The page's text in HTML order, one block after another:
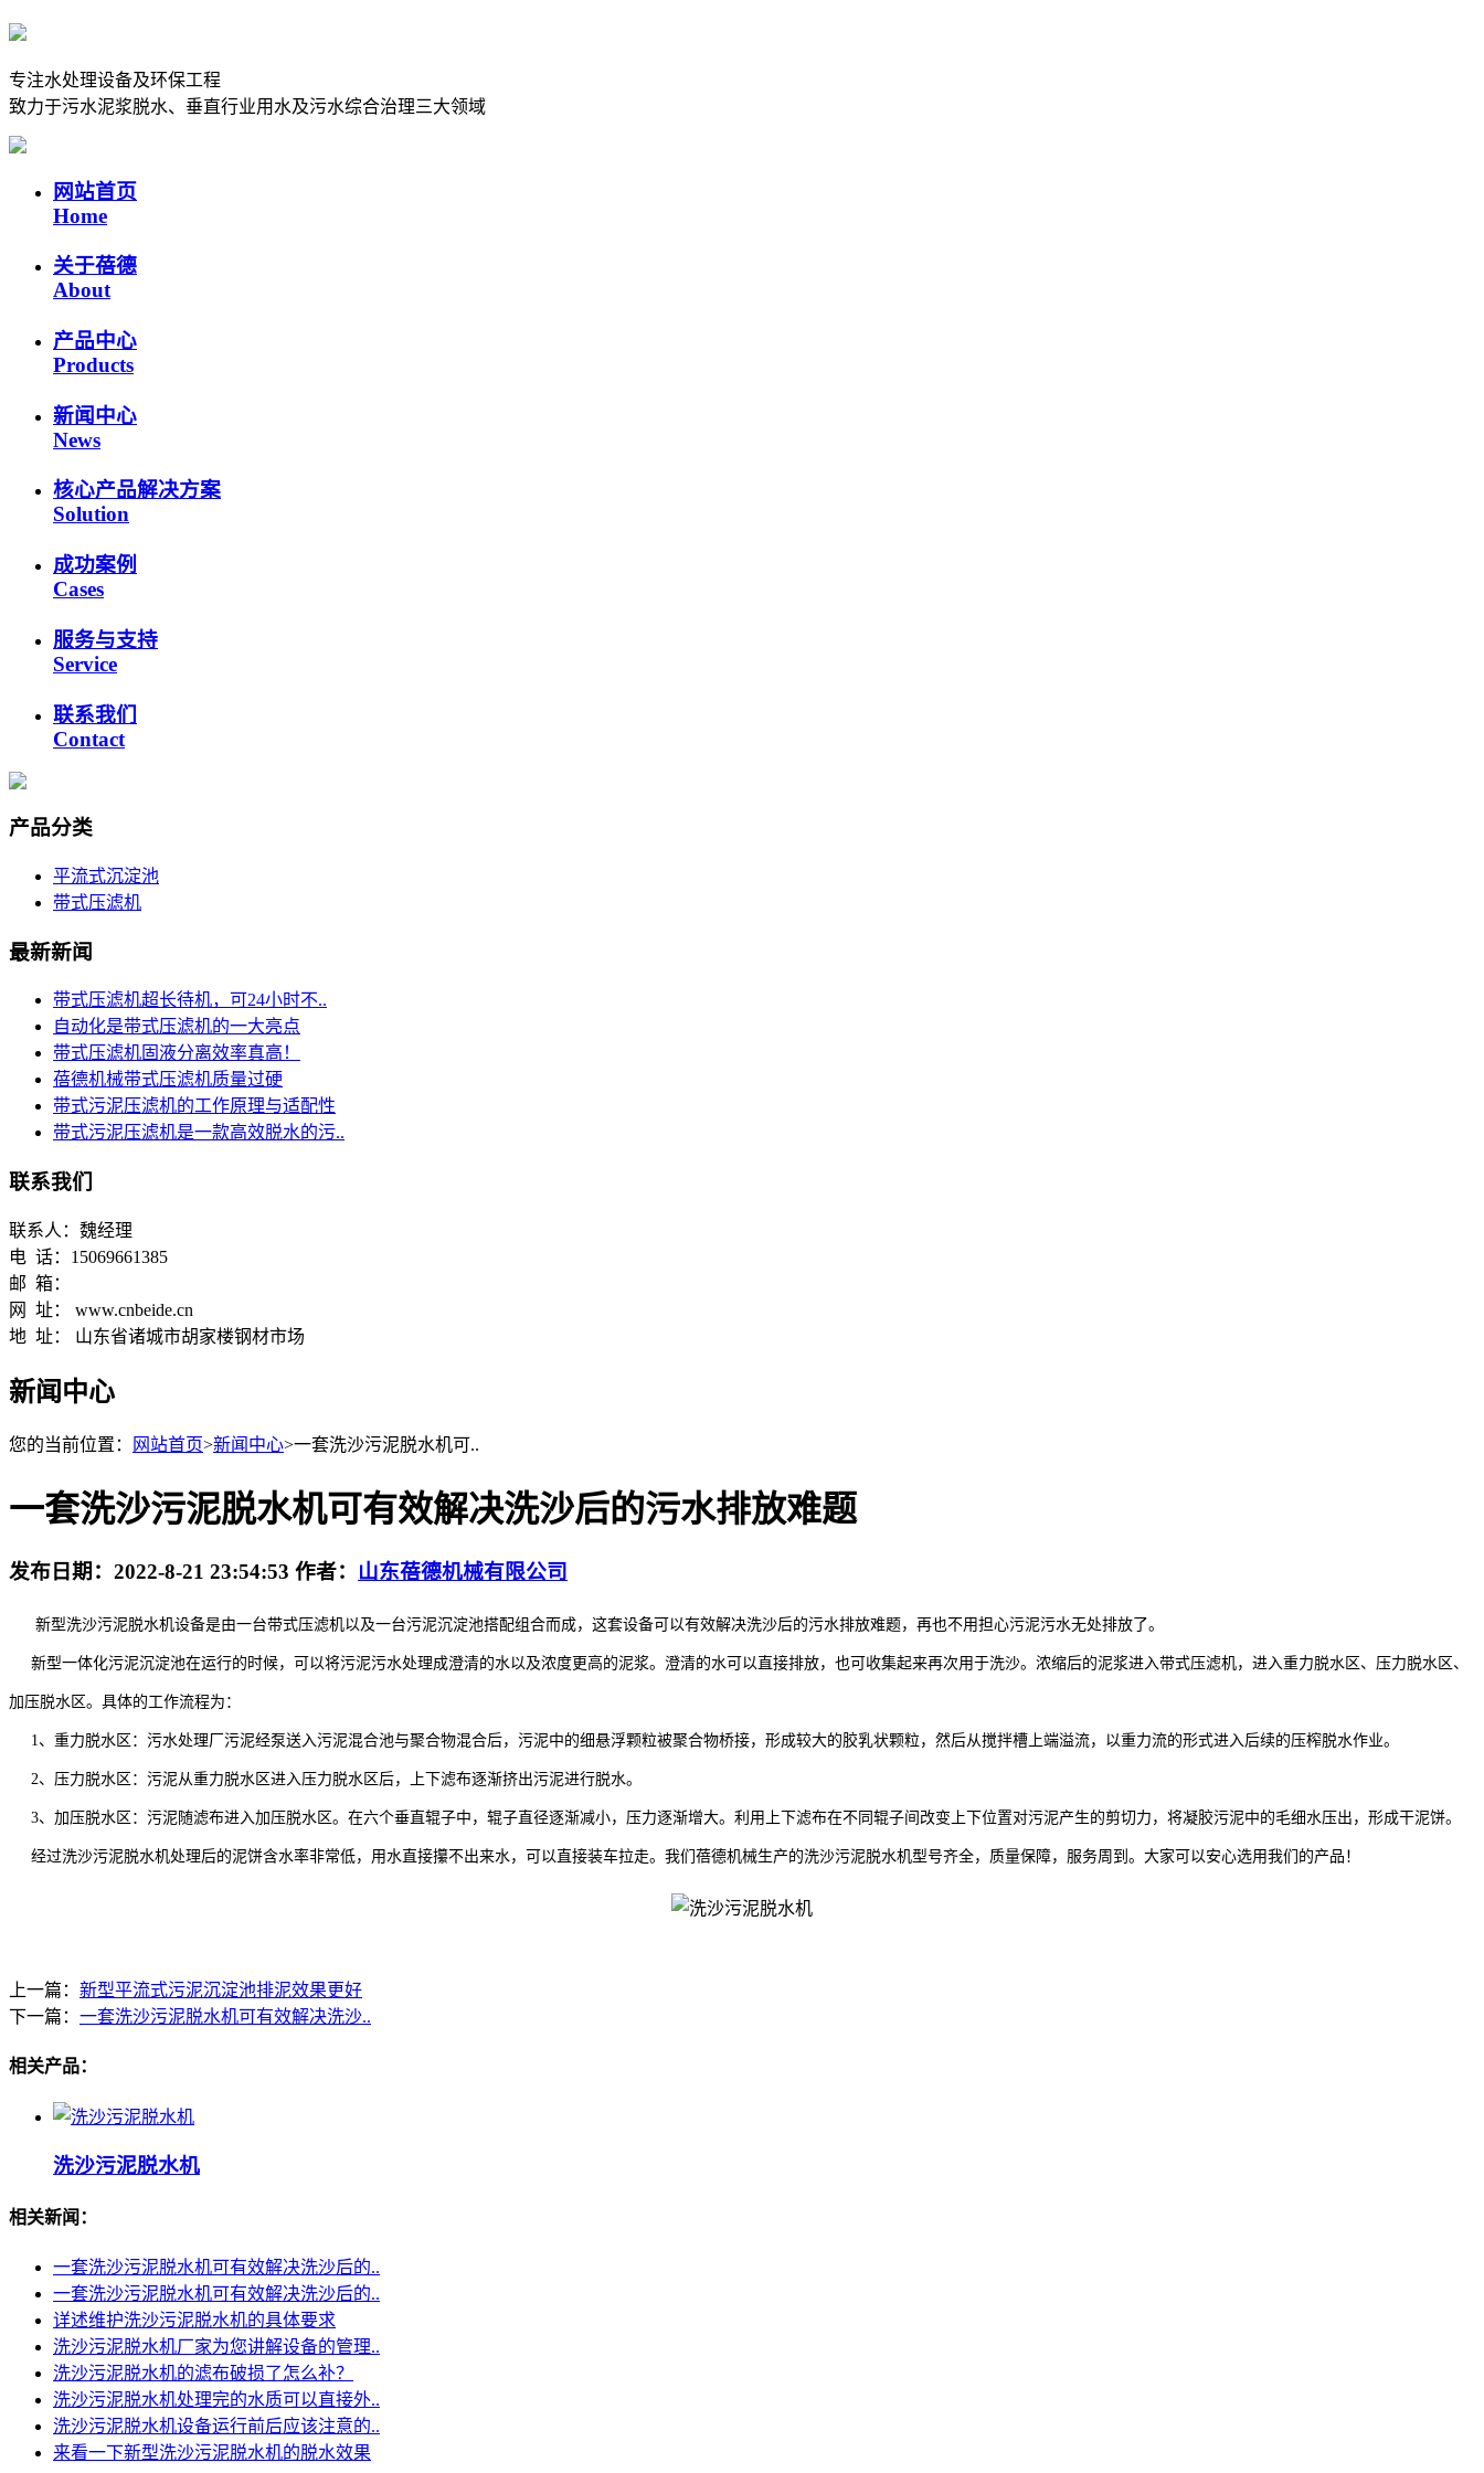
专注水处理设备及环保工程
致力于污水泥浆脱水、垂直行业用水及污水综合治理三大领域
网站首页
Home
关于蓓德
About
产品中心
Products
新闻中心
News
核心产品解决方案
Solution
成功案例
Cases
服务与支持
Service
联系我们
Contact
产品分类
平流式沉淀池
带式压滤机
最新新闻
带式压滤机超长待机，可24小时不..
自动化是带式压滤机的一大亮点
带式压滤机固液分离效率真高！
蓓德机械带式压滤机质量过硬
带式污泥压滤机的工作原理与适配性
带式污泥压滤机是一款高效脱水的污..
联系我们
联系人：魏经理
电 话：15069661385
邮 箱：
网 址： www.cnbeide.cn
地 址： 山东省诸城市胡家楼钢材市场
新闻中心
您的当前位置： 网站首页>新闻中心>一套洗沙污泥脱水机可..
一套洗沙污泥脱水机可有效解决洗沙后的污水排放难题
发布日期： 2022-8-21 23:54:53 作者： 山东蓓德机械有限公司
新型洗沙污泥脱水机设备是由一台带式压滤机以及一台污泥沉淀池搭配组合而成，这套设备可以有效解决洗沙后的污水排放难题，再也不用担心污泥污水无处排放了。
新型一体化污泥沉淀池在运行的时候，可以将污泥污水处理成澄清的水以及浓度更高的泥浆。澄清的水可以直接排放，也可收集起来再次用于洗沙。浓缩后的泥浆进入带式压滤机，进入重力脱水区、压力脱水区、
加压脱水区。具体的工作流程为：
1、重力脱水区：污水处理厂污泥经泵送入污泥混合池与聚合物混合后，污泥中的细悬浮颗粒被聚合物桥接，形成较大的胶乳状颗粒，然后从搅拌槽上端溢流，以重力流的形式进入后续的压榨脱水作业。
2、压力脱水区：污泥从重力脱水区进入压力脱水区后，上下滤布逐渐挤出污泥进行脱水。
3、加压脱水区：污泥随滤布进入加压脱水区。在六个垂直辊子中，辊子直径逐渐减小，压力逐渐增大。利用上下滤布在不同辊子间改变上下位置对污泥产生的剪切力，将凝胶污泥中的毛细水压出，形成干泥饼。
经过洗沙污泥脱水机处理后的泥饼含水率非常低，用水直接攥不出来水，可以直接装车拉走。我们蓓德机械生产的洗沙污泥脱水机型号齐全，质量保障，服务周到。大家可以安心选用我们的产品！
上一篇： 新型平流式污泥沉淀池排泥效果更好
下一篇： 一套洗沙污泥脱水机可有效解决洗沙..
相关产品：
洗沙污泥脱水机
相关新闻：
一套洗沙污泥脱水机可有效解决洗沙后的..
一套洗沙污泥脱水机可有效解决洗沙后的..
详述维护洗沙污泥脱水机的具体要求
洗沙污泥脱水机厂家为您讲解设备的管理..
洗沙污泥脱水机的滤布破损了怎么补？
洗沙污泥脱水机处理完的水质可以直接外..
洗沙污泥脱水机设备运行前后应该注意的..
来看一下新型洗沙污泥脱水机的脱水效果